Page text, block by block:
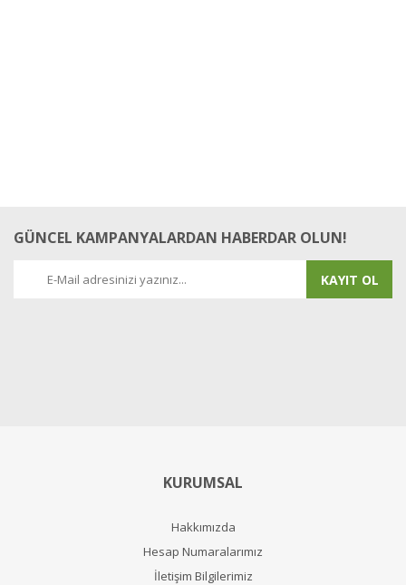
GÜNCEL KAMPANYALARDAN HABERDAR OLUN!
KAYIT OL
KURUMSAL
Hakkımızda
Hesap Numaralarımız
İletişim Bilgilerimiz